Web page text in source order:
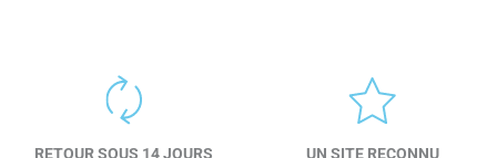
RETOUR SOUS 14 JOURS
UN SITE RECONNU